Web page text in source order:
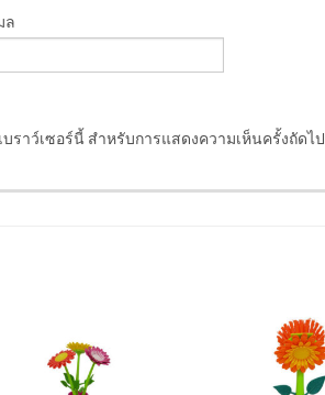
ล
ราว์เซอร์นี้ สำหรับการแสดงความเห็นครั้งถัดไป